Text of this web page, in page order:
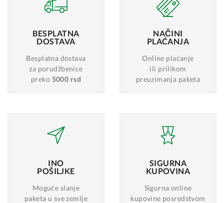
BESPLATNA
DOSTAVA
Besplatna dostava
za porudžbenice
preko 5000 rsd
NAČINI
PLAĆANJA
Online plaćanje
ili prilikom
preuzimanja paketa
INO
POŠILJKE
Moguće slanje
paketa u sve zemlje
SIGURNA
KUPOVINA
Sigurna online
kupovine posredstvom